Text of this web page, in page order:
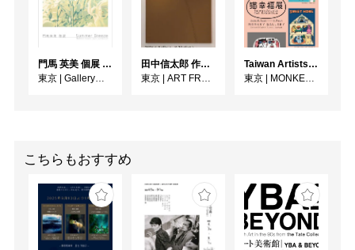
門馬 英美 個展 Summer Breeze
東京
Gallery子の星
田中信太郎 作品展
東京
ART FRONT GALLERY
Taiwan Artists Cat Exhibition「猫幸福展」
東京
MONKEY GALLERY
こちらもおすすめ